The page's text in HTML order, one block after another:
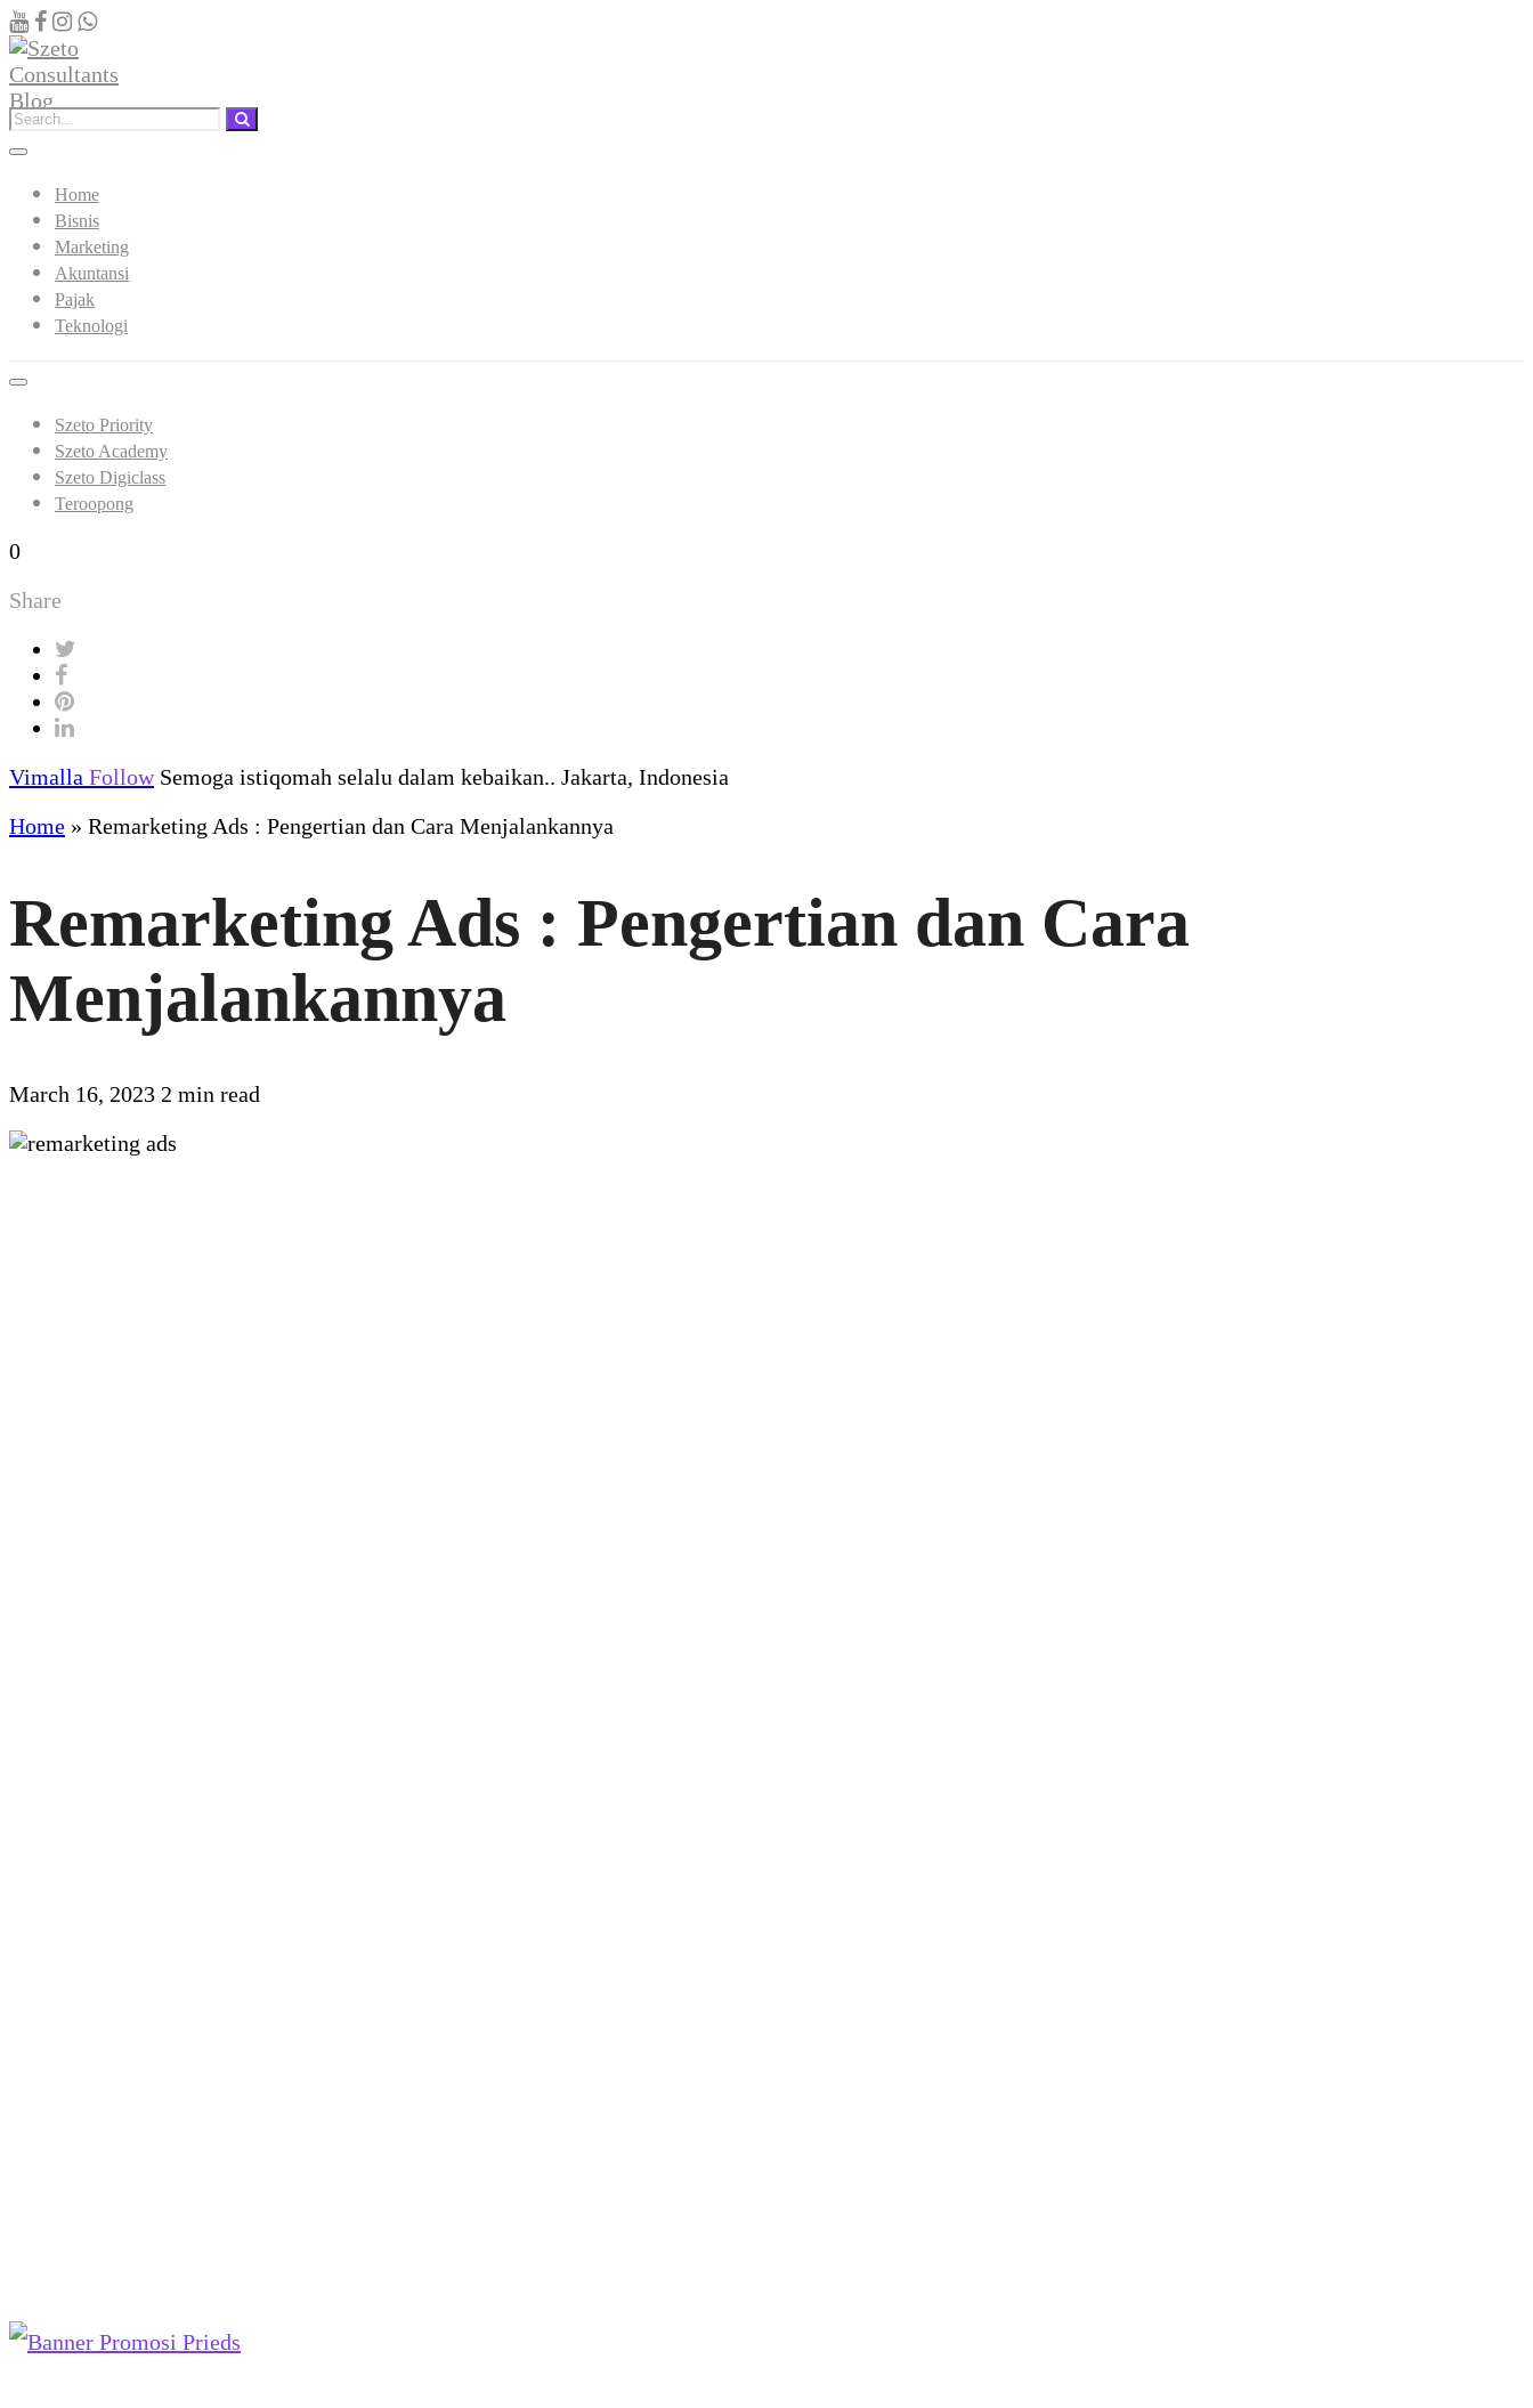
Home
Bisnis
Marketing
Akuntansi
Pajak
Teknologi
Szeto Priority
Szeto Academy
Szeto Digiclass
Teroopong
0
Share
Vimalla Follow Semoga istiqomah selalu dalam kebaikan.. Jakarta, Indonesia
Home » Remarketing Ads : Pengertian dan Cara Menjalankannya
Remarketing Ads : Pengertian dan Cara
Menjalankannya
March 16, 2023 2 min read